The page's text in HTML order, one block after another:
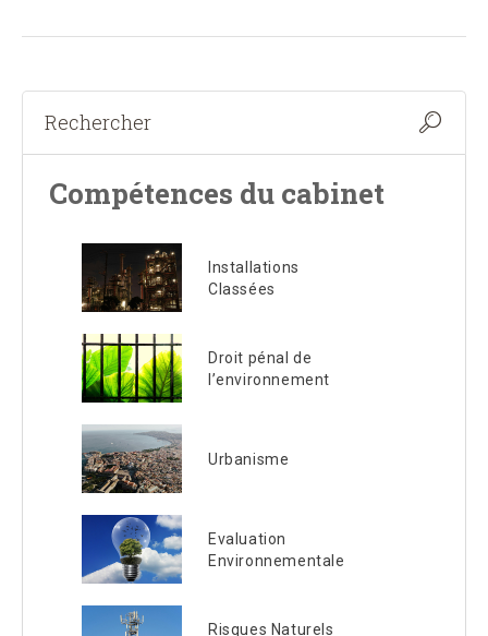
Compétences du cabinet
Installations
Classées
Droit pénal de
l’environnement
Urbanisme
Evaluation
Environnementale
Risques Naturels